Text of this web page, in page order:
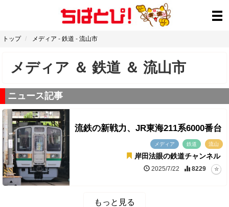
トップ メディア - 鉄道 - 流山市
メディア ＆ 鉄道 ＆ 流山市
ニュース記事
流鉄の新戦力、JR東海211系6000番台
メディア 鉄道 流山
岸田法眼の鉄道チャンネル
2025/7/22 8229
もっと見る